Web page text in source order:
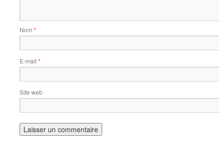
Nom *
E-mail *
Site web